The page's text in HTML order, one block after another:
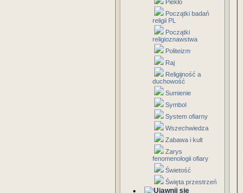
Piekło
Początki badań
religii PL
Początki
religioznawstwa
Politeizm
Raj
Religijność a
duchowość
Sumienie
Symbol
System ofiarny
Wszechwiedza
Zabawa i kult
Zarys
fenomenologii ofiary
Świetość
Święta przestrzeń